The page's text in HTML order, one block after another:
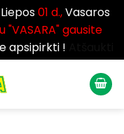
01 d.,Vasaros
"VASARA" gausite
apsipirkti !